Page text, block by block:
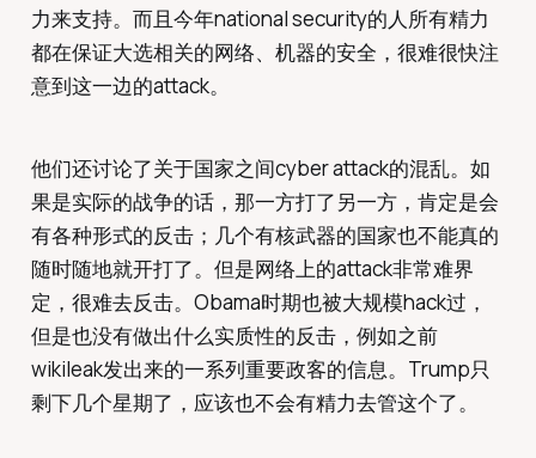
力来支持。而且今年national security的人所有精力
都在保证大选相关的网络、机器的安全，很难很快注
意到这一边的attack。
他们还讨论了关于国家之间cyber attack的混乱。如
果是实际的战争的话，那一方打了另一方，肯定是会
有各种形式的反击；几个有核武器的国家也不能真的
随时随地就开打了。但是网络上的attack非常难界
定，很难去反击。Obama时期也被大规模hack过，
但是也没有做出什么实质性的反击，例如之前
wikileak发出来的一系列重要政客的信息。Trump只
剩下几个星期了，应该也不会有精力去管这个了。